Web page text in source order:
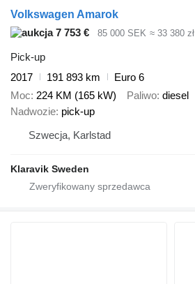
Volkswagen Amarok
7 753 €
85 000 SEK ≈ 33 380 zł
Pick-up
2017
191 893 km
Euro 6
Moc 224 KM (165 kW) Paliwo diesel
Nadwozie pick-up
Szwecja, Karlstad
Klaravik Sweden